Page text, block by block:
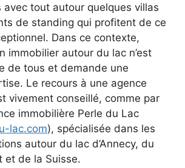
avec tout autour quelques villas
de standing qui profitent de ce
Dans ce contexte,
immobilier autour du lac n’est
de tous et demande une
Le recours à une agence
vivement conseillé, comme par
immobilière Perle du Lac
lac.com), spécialisée dans les
autour du lac d’Annecy, du
et de la Suisse.